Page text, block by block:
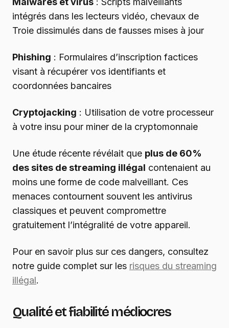
intégrés dans les lecteurs vidéo, chevaux de
Troie dissimulés dans de fausses mises à jour
Phishing : Formulaires d’inscription factices
visant à récupérer vos identifiants et
coordonnées bancaires
Cryptojacking : Utilisation de votre processeur
à votre insu pour miner de la cryptomonnaie
Une étude récente révélait que plus de 60%
des sites de streaming illégal contenaient au
moins une forme de code malveillant. Ces
menaces contournent souvent les antivirus
classiques et peuvent compromettre
gratuitement l’intégralité de votre appareil.
Pour en savoir plus sur ces dangers, consultez
notre guide complet sur les risques du streaming
illégal.
Qualité et fiabilité médiocres